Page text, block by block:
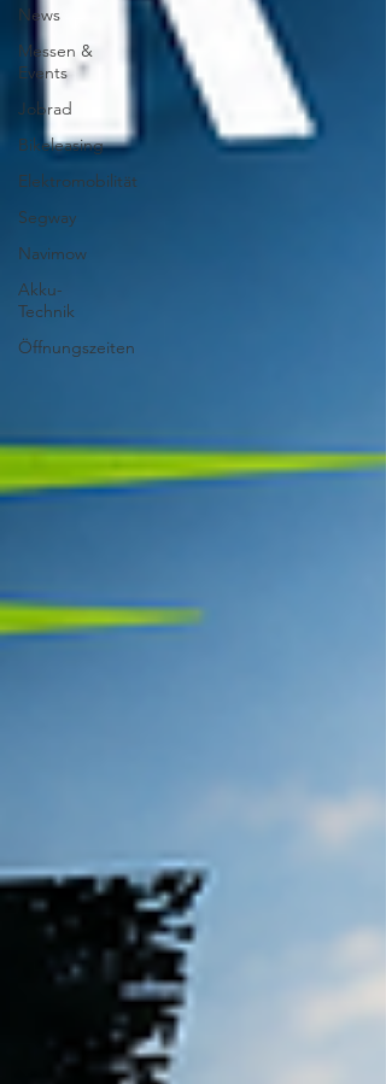
News
Messen &
Events
Jobrad
Bikeleasing
Elektromobilität
Segway
Navimow
Akku-
Technik
Öffnungszeiten